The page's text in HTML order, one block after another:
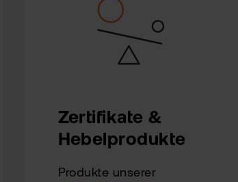
Zertifikate &
Hebelprodukte
Produkte unserer